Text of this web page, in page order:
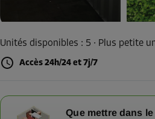
Unités disponibles : 5 · Plus petite
Accès 24h/24 et 7j/7
Que mettre dans